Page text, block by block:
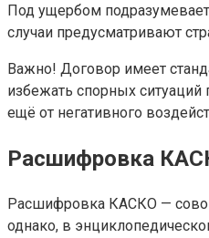
Под ущербом
случаи предусматривают
Важно! Договор имеет
избежать спорных
ещё от негативного
Расшифровка
Расшифровка КАСКО —
однако, в